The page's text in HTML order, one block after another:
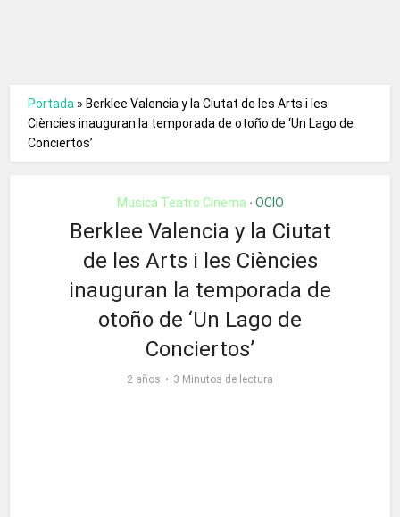
Portada » Berklee Valencia y la Ciutat de les Arts i les
Ciències inauguran la temporada de otoño de ‘Un Lago de
Conciertos’
Musica Teatro Cinema • OCIO
Berklee Valencia y la Ciutat
de les Arts i les Ciències
inauguran la temporada de
otoño de ‘Un Lago de
Conciertos’
2 años 3 Minutos de lectura